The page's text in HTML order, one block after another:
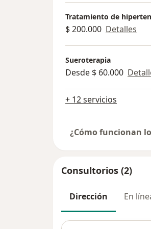
Tratamiento de
$ 200.000 Detalles
Sueroterapia
Desde $ 60.000
+ 12 servicios
¿Cómo funcionan
Consultorios (2)
Dirección En